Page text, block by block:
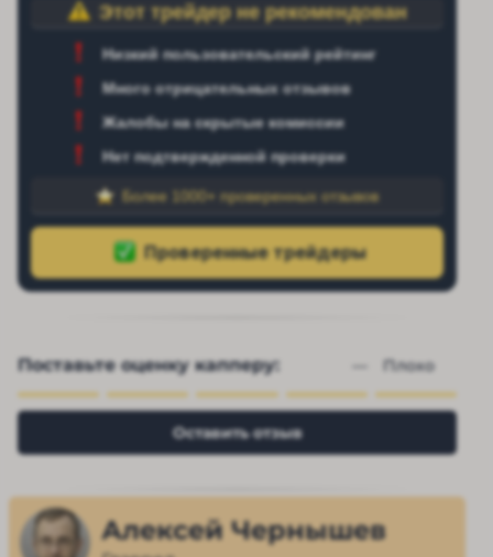
Этот трейдер не рекомендован
Низкий пользовательский рейтинг
Много отрицательных отзывов
Жалобы на скрытые комиссии
Нет подтвержденной проверки
Более 1000+ проверенных отзывов
Поставьте оценку капперу: — Плохо
Оставить отзыв
Алексей Чернышев